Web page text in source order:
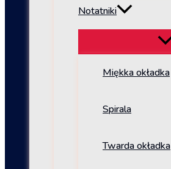
Notatniki
Miękka okładka
Spirala
Twarda okładka